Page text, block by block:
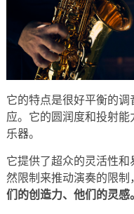
它的特点是很好平衡的
应。它的圆润度和投射
乐器。
它提供了超众的灵活性
然限制来推动演奏的限制
们的创造力、他们的灵感